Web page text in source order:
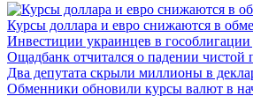
Курсы доллара и евро снижаются в
Инвестиции украинцев в
Ощадбанк отчитался о падении чистой
Два депутата скрыли миллионы в
Обменники обновили курсы валют в